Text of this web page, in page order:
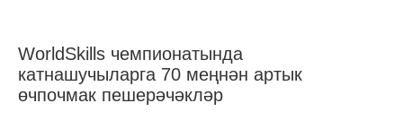
WorldSkills чемпионатында
катнашучыларга 70 меңнән артык
өчпочмак пешерәчәкләр